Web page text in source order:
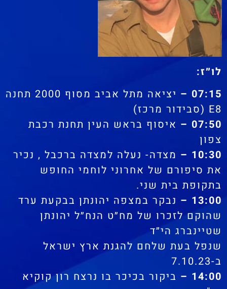
לו״ז:
07:15 –
יציאה מתל אביב מסוף 2000 תחנה
E8 (סבידור מרכז)
07:50 –
איסוף בראש העין תחנת רכבת
צפון
10:30 –
מצדה- נעלה למצדה ברכבל , נכיר
את סיפורם של אחרוני לוחמי החופש
בתקופת בית שני.
13:00 –
נבקר במצפה יהונתן בבקעת ערד
שהוקם לזכרו של מח״ט הנח״ל יהונתן
שטיינברג הי״ד
שנפל בעת שלחם להגנת ארץ ישראל
ב-7.10.23
14:00 –
ביקור בכיכר בו נרצח רון קוקיא